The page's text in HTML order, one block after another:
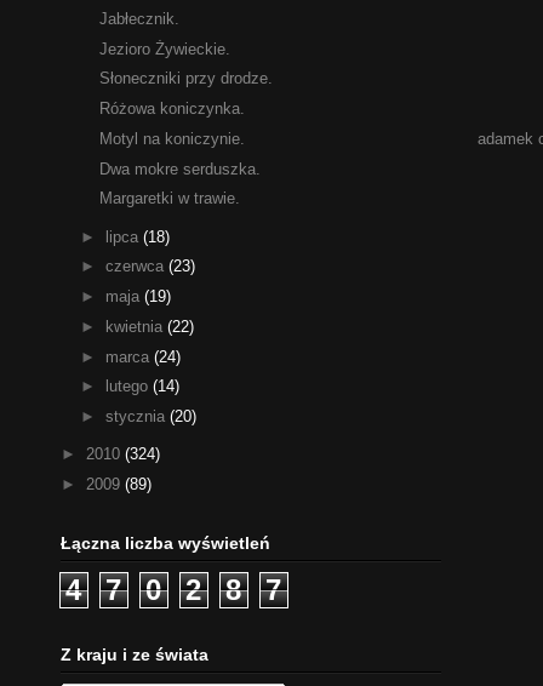
Jabłecznik.
Jezioro Żywieckie.
Słoneczniki przy drodze.
Różowa koniczynka.
Motyl na koniczynie.
Dwa mokre serduszka.
Margaretki w trawie.
► lipca (18)
► czerwca (23)
► maja (19)
►
kwietnia (22)
► marca (24)
►
lutego (14)
► stycznia (20)
► 2010 (324)
► 2009 (89)
Łączna liczba wyświetleń
4 7 0 2 8 7
Z kraju i ze świata
adamek